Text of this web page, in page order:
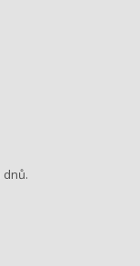
dnů.